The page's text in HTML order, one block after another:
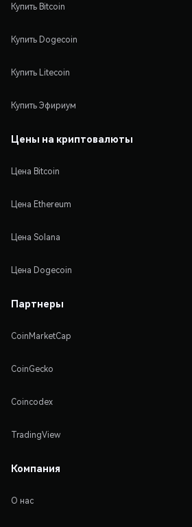
Купить Bitcoin
Купить Dogecoin
Купить Litecoin
Купить Эфириум
Цены на криптовалюты
Цена Bitcoin
Цена Ethereum
Цена Solana
Цена Dogecoin
Партнеры
CoinMarketCap
CoinGecko
Coincodex
TradingView
Компания
О нас